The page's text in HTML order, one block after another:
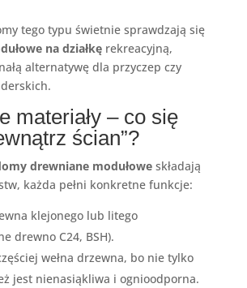
tego typu świetnie sprawdzają się
na działkęrekreacyjną,
alternatywę dla przyczep czy
materiały – co się
ścian”?
drewniane modułoweskładają
każda pełni konkretne funkcje:
klejonego lub litego
drewno C24, BSH).
wełna drzewna, bo nie tylko
jest nienasiąkliwa i ognioodporna.